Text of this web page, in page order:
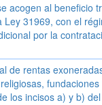
acogen al beneficio
Ley 31969, con el
por la
de rentas
los incisos a) y b)